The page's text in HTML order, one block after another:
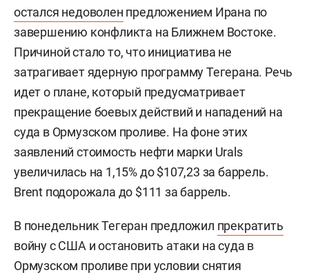
остался недоволен предложением Ирана по
завершению конфликта на Ближнем Востоке.
Причиной стало то, что инициатива не
затрагивает ядерную программу Тегерана. Речь
идет о плане, который предусматривает
прекращение боевых действий и нападений на
суда в Ормузском проливе. На фоне этих
заявлений стоимость нефти марки Urals
увеличилась на 1,15% до $107,23 за баррель.
Brent подорожала до $111 за баррель.
В понедельник Тегеран предложил прекратить
войну с США и остановить атаки на суда в
Ормузском проливе при условии снятия